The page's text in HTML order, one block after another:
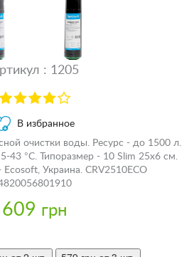
: 1205
В избранное
очистки воды. Ресурс - до 1500 л.
43 °С. Типоразмер - 10 Slim 25x6 см.
Украина. CRV2510ECO
609 грн